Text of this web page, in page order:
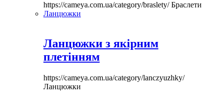
https://cameya.com.ua/category/braslety/Браслети
Ланцюжки
Ланцюжки з якірним
плетінням
https://cameya.com.ua/category/lanczyuzhky/
Ланцюжки